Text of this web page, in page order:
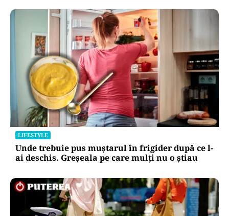
LIFESTYLE
Unde trebuie pus muștarul în frigider după ce l-
ai deschis. Greșeala pe care mulți nu o știau